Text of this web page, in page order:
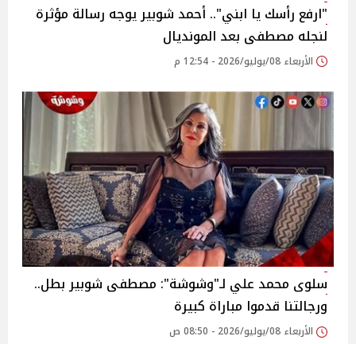
"ارفع رأسك يا ابني".. أحمد شوبير يوجه رسالة مؤثرة
لنجله مصطفى بعد المونديال
الأربعاء 08/يوليو/2026 - 12:54 م
سلوى محمد علي لـ"وشوشة": مصطفى شوبير بطل..
ورجالتنا قدموا مباراة كبيرة
الأربعاء 08/يوليو/2026 - 08:50 ص